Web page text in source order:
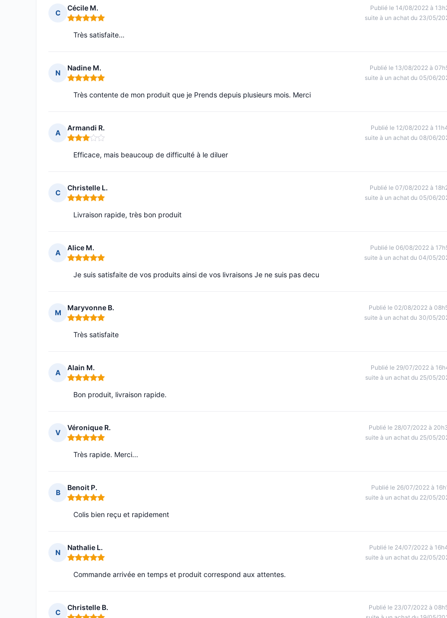
C
Cécile M.
Note : 5 sur 5
Publié le 14/08/2022 à
suite à un achat du 23/05/
Très satisfaite…
N
Nadine M.
Note : 5 sur 5
Publié le 13/08/2022 à
suite à un achat du 05/06/
Très contente de mon produit que je Prends depuis plusieurs mois. Merci
A
Armandi R.
Note : 3 sur 5
Publié le 12/08/2022 à
suite à un achat du 08/06/
Efficace, mais beaucoup de difficulté à le diluer
C
Christelle L.
Note : 5 sur 5
Publié le 07/08/2022 à
suite à un achat du 05/06/
Livraison rapide, très bon produit
A
Alice M.
Note : 5 sur 5
Publié le 06/08/2022 à
suite à un achat du 04/05/
Je suis satisfaite de vos produits ainsi de vos livraisons Je ne suis pas decu
M
Maryvonne B.
Note : 5 sur 5
Publié le 02/08/2022 à
suite à un achat du 30/05/
Très satisfaite
A
Alain M.
Note : 5 sur 5
Publié le 29/07/2022 à
suite à un achat du 25/05/
Bon produit, livraison rapide.
V
Véronique R.
Note : 5 sur 5
Publié le 28/07/2022 à
suite à un achat du 25/05/
Très rapide. Merci...
B
Benoit P.
Note : 5 sur 5
Publié le 26/07/2022 à
suite à un achat du 22/05/
Colis bien reçu et rapidement
N
Nathalie L.
Note : 5 sur 5
Publié le 24/07/2022 à
suite à un achat du 22/05/
Commande arrivée en temps et produit correspond aux attentes.
C
Christelle B.
Publié le 23/07/2022 à